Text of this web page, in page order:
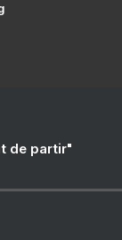
de partir"